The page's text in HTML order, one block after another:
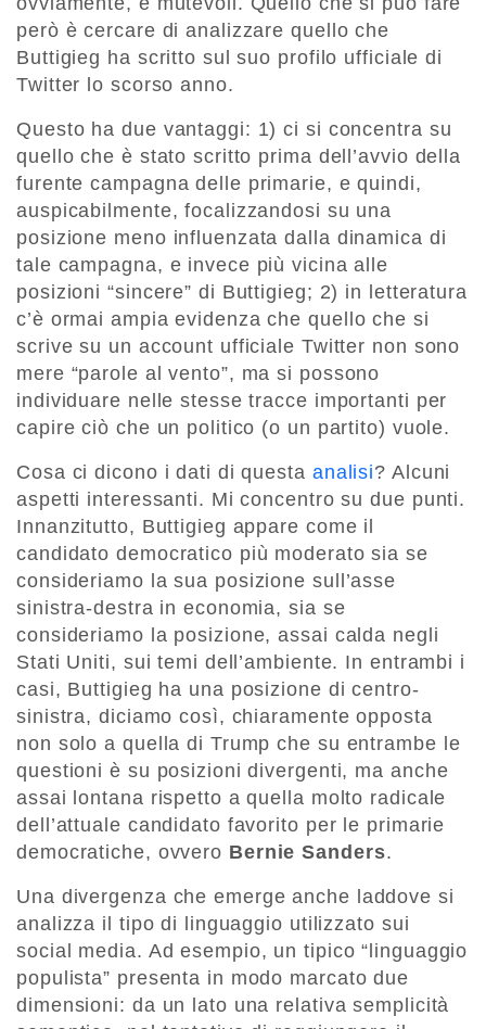
però è cercare di analizzare quello che
Buttigieg ha scritto sul suo profilo ufficiale di
Twitter lo scorso anno.
Questo ha due vantaggi: 1) ci si concentra su
quello che è stato scritto prima dell’avvio della
furente campagna delle primarie, e quindi,
auspicabilmente, focalizzandosi su una
posizione meno influenzata dalla dinamica di
tale campagna, e invece più vicina alle
posizioni “sincere” di Buttigieg; 2) in letteratura
c’è ormai ampia evidenza che quello che si
scrive su un account ufficiale Twitter non sono
mere “parole al vento”, ma si possono
individuare nelle stesse tracce importanti per
capire ciò che un politico (o un partito) vuole.
Cosa ci dicono i dati di questa analisi? Alcuni
aspetti interessanti. Mi concentro su due punti.
Innanzitutto, Buttigieg appare come il
candidato democratico più moderato sia se
consideriamo la sua posizione sull’asse
sinistra-destra in economia, sia se
consideriamo la posizione, assai calda negli
Stati Uniti, sui temi dell’ambiente. In entrambi i
casi, Buttigieg ha una posizione di centro-
sinistra, diciamo così, chiaramente opposta
non solo a quella di Trump che su entrambe le
questioni è su posizioni divergenti, ma anche
assai lontana rispetto a quella molto radicale
dell’attuale candidato favorito per le primarie
democratiche, ovvero Bernie Sanders.
Una divergenza che emerge anche laddove si
analizza il tipo di linguaggio utilizzato sui
social media. Ad esempio, un tipico “linguaggio
populista” presenta in modo marcato due
dimensioni: da un lato una relativa semplicità